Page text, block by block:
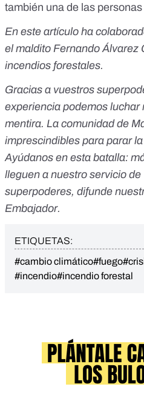
también una de las
En este artículo ha
el maldito Fernando Álvarez
incendios forestales.
Gracias a vuestros
experiencia podemos luchar
mentira. La comunidad de
imprescindibles para parar
Ayúdanos en esta batalla:
lleguen a nuestro servicio
superpoderes, difunde
Embajador.
ETIQUETAS:
#cambio climático#fuego
#incendio#incendio forestal